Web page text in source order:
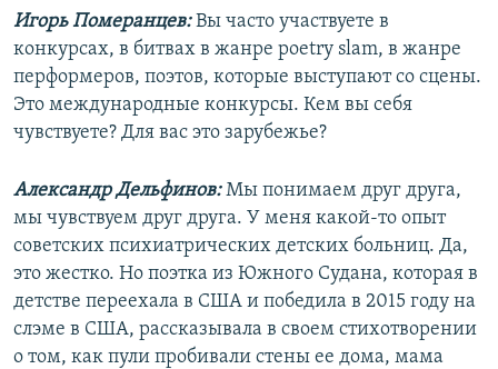
Игорь Померанцев:Вы часто участвуете в
конкурсах, в битвах в жанре poetry slam, в жанре
перформеров, поэтов, которые выступают со сцены.
Это международные конкурсы. Кем вы себя
чувствуете? Для вас это зарубежье?
Александр Дельфинов:Мы понимаем друг друга,
мы чувствуем друг друга. У меня какой-то опыт
советских психиатрических детских больниц. Да,
это жестко. Но поэтка из Южного Судана, которая в
детстве переехала в США и победила в 2015 году на
слэме в США, рассказывала в своем стихотворении
о том, как пули пробивали стены ее дома, мама